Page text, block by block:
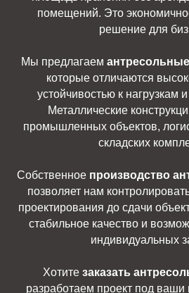
помещений. Это
решение для
Мы предлагаем
которые отличаются
устойчивостью к нагрузкам
Металлические
промышленных объектов,
складских
Собственное производство
позволяет нам
проектирования до сдачи
стабильное качество и
индивидуальных
Хотите заказать
разработаем проект под ваши